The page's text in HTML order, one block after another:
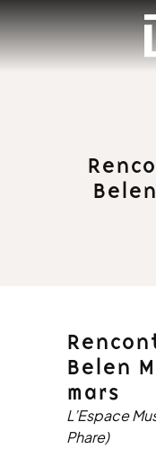
Belen
mars
L’Espace
Phare)